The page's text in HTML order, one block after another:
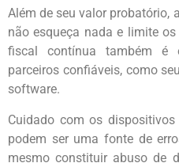
Além de seu valor probatório,
não esqueça nada e limite
fiscal contínua também é
parceiros confiáveis, como
software.
Cuidado com os
podem ser uma fonte de
mesmo constituir abuso de